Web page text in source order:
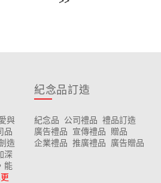
與
品
造
深
能
更
紀念品訂造
紀念品 公司禮品 禮品訂造
廣告禮品 宣傳禮品 贈品
企業禮品 推廣禮品 廣告贈品